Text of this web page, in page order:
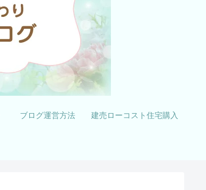
ブログ運営方法 建売ローコスト住宅購入